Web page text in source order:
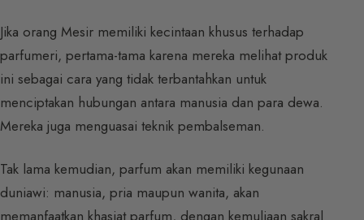
Jika orang Mesir memiliki kecintaan khusus terhadap
parfumeri, pertama-tama karena mereka melihat produk
ini sebagai cara yang tidak terbantahkan untuk
menciptakan hubungan antara manusia dan para dewa.
Mereka juga menguasai teknik pembalseman.
Tak lama kemudian, parfum akan memiliki kegunaan
duniawi: manusia, pria maupun wanita, akan